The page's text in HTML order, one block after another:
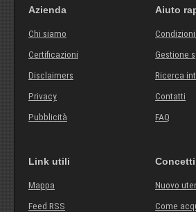
Azienda
Chi siamo
Certificazioni
Disclaimers
Privacy
Pubblicità
Aiuto
Gestione
Ricerca
Contatti
FAQ
Link utili
Mappa
Feed RSS
Nuovo
Come